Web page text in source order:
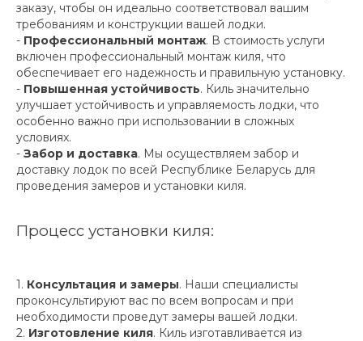
заказу, чтобы он идеально соответствовал вашим
требованиям и конструкции вашей лодки.
- Профессиональный монтаж. В стоимость услуги
включен профессиональный монтаж киля, что
обеспечивает его надежность и правильную установку.
- Повышенная устойчивость. Киль значительно
улучшает устойчивость и управляемость лодки, что
особенно важно при использовании в сложных
условиях.
- Забор и доставка. Мы осуществляем забор и
доставку лодок по всей Республике Беларусь для
проведения замеров и установки киля.
Процесс установки киля:
1. Консультация и замеры. Наши специалисты
проконсультируют вас по всем вопросам и при
необходимости проведут замеры вашей лодки.
2. Изготовление киля. Киль изготавливается из